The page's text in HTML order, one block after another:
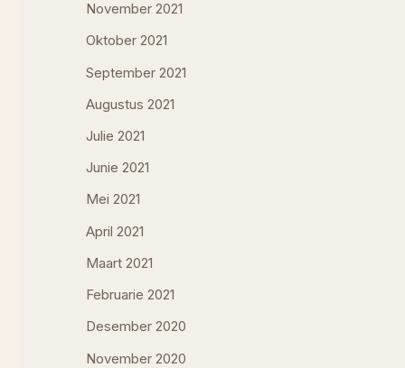
November 2021
Oktober 2021
September 2021
Augustus 2021
Julie 2021
Junie 2021
Mei 2021
April 2021
Maart 2021
Februarie 2021
Desember 2020
November 2020